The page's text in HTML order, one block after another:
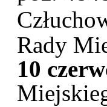
Rady
10